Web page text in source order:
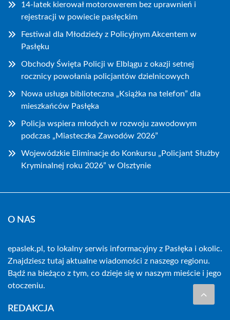
14-latek kierował motorowerem bez uprawnień i
rejestracji w powiecie pasłęckim
Festiwal dla Młodzieży z Policyjnym Akcentem w
Pasłęku
Obchody Święta Policji w Elblągu z okazji setnej
rocznicy powołania policjantów dzielnicowych
Nowa usługa biblioteczna „Książka na telefon” dla
mieszkańców Pasłęka
Policja wspiera młodych w rozwoju zawodowym
podczas „Miasteczka Zawodów 2026”
Wojewódzkie Eliminacje do Konkursu „Policjant Służby
Kryminalnej roku 2026” w Olsztynie
O NAS
epaslek.pl, to lokalny serwis informacyjny z Pasłęka i okolic.
Znajdziesz tutaj aktualne wiadomości z naszego regionu.
Bądź na bieżąco z tym, co dzieje się w naszym mieście i jego
otoczeniu.
REDAKCJA